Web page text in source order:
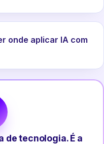
onde aplicar IA com
de tecnologia. É a